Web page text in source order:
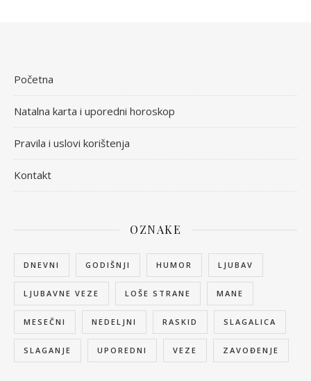
Početna
Natalna karta i uporedni horoskop
Pravila i uslovi korištenja
Kontakt
OZNAKE
DNEVNI GODIŠNJI HUMOR LJUBAV
LJUBAVNE VEZE LOŠE STRANE MANE
MESEČNI NEDELJNI RASKID SLAGALICA
SLAGANJE UPOREDNI VEZE ZAVOĐENJE